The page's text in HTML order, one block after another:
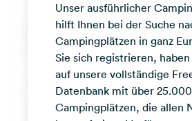
Media
Facebook
Instagram
Unser ausführlicher
hilft Ihnen bei der Suche
Campingplätzen in ganz
Sie sich registrieren,
auf unsere vollständige
Datenbank mit über 25.000
Campingplätzen, die allen